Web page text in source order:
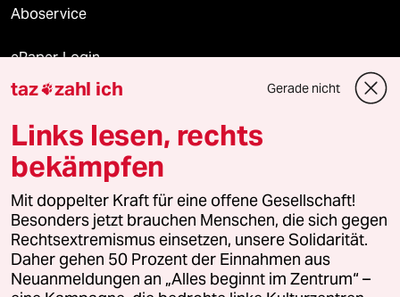
Aboservice
ePaper Login
Downloads für Abonnierende
© 2026 taz Verlags und Vertriebs GmbH
Alle Rechte vorbehalten. Bei rechtlichen Fragen oder für Genehmigungen
wenden Sie sich bitte an
lizenzen@taz.de
Feedback Redaktionsstatut Kommune-Richtlinien
taz zahl ich Gerade nicht
Links lesen, rechts
bekämpfen
Mit doppelter Kraft für eine offene Gesellschaft!
Besonders jetzt brauchen Menschen, die sich gegen
Rechtsextremismus einsetzen, unsere Solidarität.
Daher gehen 50 Prozent der Einnahmen aus
Neuanmeldungen an „Alles beginnt im Zentrum“ –